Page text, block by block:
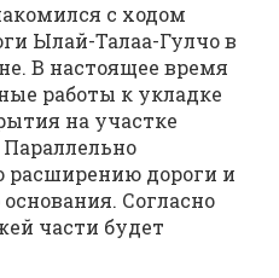
с ходом
Ылай-Талаа-Гулчо в
В настоящее время
работы к укладке
на участке
расширению дороги и
Согласно
части будет